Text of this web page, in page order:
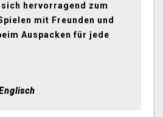
sich hervorragend zum
mit Freunden und
Auspacken für jede